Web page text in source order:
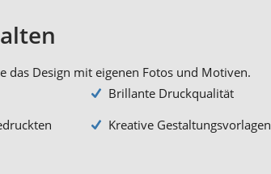
das Design mit eigenen Fotos und Motiven.
Brillante Druckqualität
Kreative Gestaltungsvorlagen